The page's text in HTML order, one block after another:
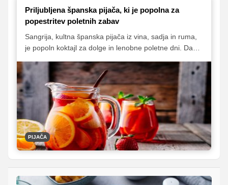
Priljubljena španska pijača, ki je popolna za
popestritev poletnih zabav
Sangrija, kultna španska pijača iz vina, sadja in ruma,
je popoln koktajl za dolge in lenobne poletne dni. Da
vam predstavljamo odličen recept, izbrskali pa smo tudi
nekaj nasvetov, ki jih je pri pripravi sangrije dobro
upoštevati.
PIJAČA